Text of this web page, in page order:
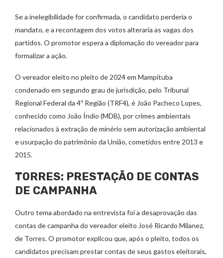
Se a inelegibilidade for confirmada, o candidato perderia o
mandato, e a recontagem dos votos alteraria as vagas dos
partidos. O promotor espera a diplomação do vereador para
formalizar a ação.
O vereador eleito no pleito de 2024 em Mampituba
condenado em segundo grau de jurisdição, pelo Tribunal
Regional Federal da 4ª Região (TRF4), é João Pacheco Lopes,
conhecido como João Índio (MDB), por crimes ambientais
relacionados à extração de minério sem autorização ambiental
e usurpação do patrimônio da União, cometidos entre 2013 e
2015.
TORRES: PRESTAÇÃO DE CONTAS
DE CAMPANHA
Outro tema abordado na entrevista foi a desaprovação das
contas de campanha do vereador eleito José Ricardo Milanez,
de Torres. O promotor explicou que, após o pleito, todos os
candidatos precisam prestar contas de seus gastos eleitorais,